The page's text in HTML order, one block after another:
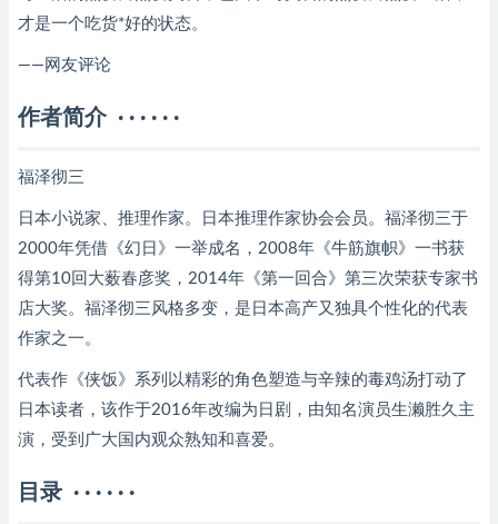
才是一个吃货*好的状态。
——网友评论
作者简介 · · · · · ·
福泽彻三
日本小说家、推理作家。日本推理作家协会会员。福泽彻三于
2000年凭借《幻日》一举成名，2008年《牛筋旗帜》一书获
得第10回大薮春彦奖，2014年《第一回合》第三次荣获专家书
店大奖。福泽彻三风格多变，是日本高产又独具个性化的代表
作家之一。
代表作《侠饭》系列以精彩的角色塑造与辛辣的毒鸡汤打动了
日本读者，该作于2016年改编为日剧，由知名演员生濑胜久主
演，受到广大国内观众熟知和喜爱。
目录 · · · · · ·